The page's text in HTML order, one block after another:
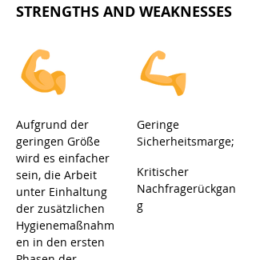
STRENGTHS AND WEAKNESSES
Aufgrund der
geringen Größe
wird es einfacher
sein, die Arbeit
unter Einhaltung
der zusätzlichen
Hygienemaßnahm
en in den ersten
Geringe
Sicherheitsmarge;
Kritischer
Nachfragerückgan
g